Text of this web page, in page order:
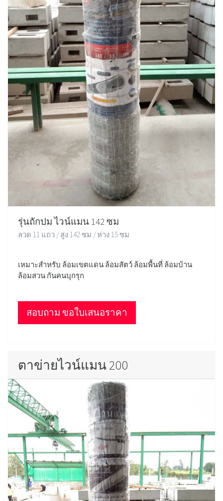
รุ่นถักปม ไวน์แมน 142 ซม
ลวด 11 แถว / สูง 142 ซม / ห่าง 15 ซม
เหมาะสำหรับ ล้อมเขตแดน ล้อมสัตว์ ล้อมพื้นที่ ล้อมบ้าน
ล้อมสวน กันคนบุกรุก
สอบถาม ขอใบเสนอราคา
ตาข่ายไวน์แมน 200